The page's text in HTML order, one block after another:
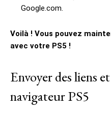
Google.com.
Voilà ! Vous pouvez
avec votre PS5 !
Envoyer des liens
navigateur PS5